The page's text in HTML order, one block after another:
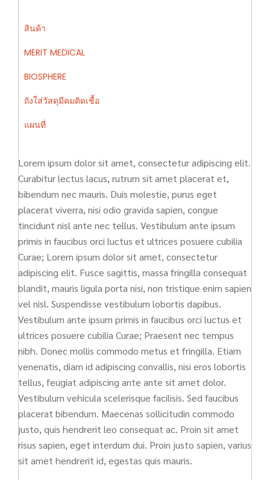
สินค้า
MERIT MEDICAL
BIOSPHERE
ถังใส่วัสดุมีคมติดเชื้อ
แผนที่
Lorem ipsum dolor sit amet, consectetur adipiscing elit.
Curabitur lectus lacus, rutrum sit amet placerat et,
bibendum nec mauris. Duis molestie, purus eget
placerat viverra, nisi odio gravida sapien, congue
tincidunt nisl ante nec tellus. Vestibulum ante ipsum
primis in faucibus orci luctus et ultrices posuere cubilia
Curae; Lorem ipsum dolor sit amet, consectetur
adipiscing elit. Fusce sagittis, massa fringilla consequat
blandit, mauris ligula porta nisi, non tristique enim sapien
vel nisl. Suspendisse vestibulum lobortis dapibus.
Vestibulum ante ipsum primis in faucibus orci luctus et
ultrices posuere cubilia Curae; Praesent nec tempus
nibh. Donec mollis commodo metus et fringilla. Etiam
venenatis, diam id adipiscing convallis, nisi eros lobortis
tellus, feugiat adipiscing ante ante sit amet dolor.
Vestibulum vehicula scelerisque facilisis. Sed faucibus
placerat bibendum. Maecenas sollicitudin commodo
justo, quis hendrerit leo consequat ac. Proin sit amet
risus sapien, eget interdum dui. Proin justo sapien, varius
sit amet hendrerit id, egestas quis mauris.